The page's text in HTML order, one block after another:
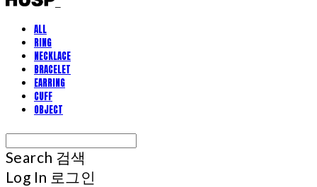
ALL
RING
NECKLACE
BRACELET
EARRING
CUFF
OBJECT
Search 검색
Log In 로그인